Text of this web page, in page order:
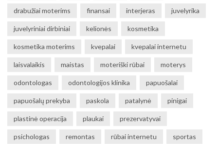
drabužiai moterims finansai interjeras juvelyrika
juvelyriniai dirbiniai kelionės kosmetika
kosmetika moterims kvepalai kvepalai internetu
laisvalaikis maistas moteriški rūbai moterys
odontologas odontologijos klinika papuošalai
papuošalų prekyba paskola patalynė pinigai
plastinė operacija plaukai prezervatyvai
psichologas remontas rūbai internetu sportas